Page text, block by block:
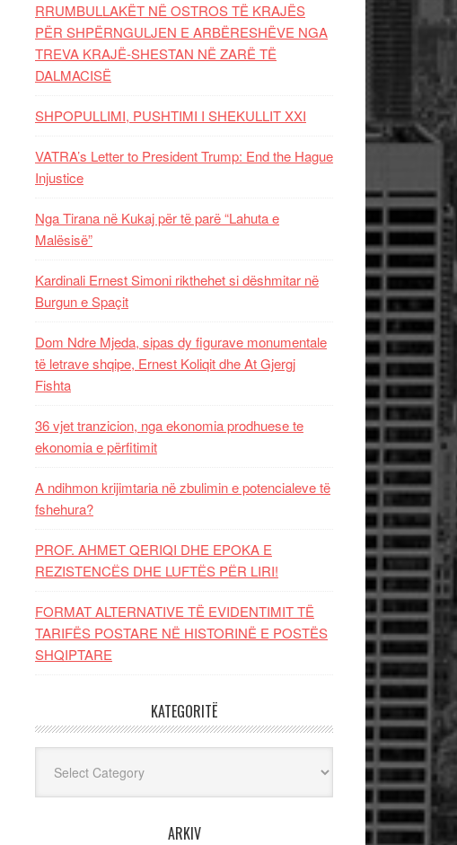
RRUMBULLAKËT NË OSTROS TË KRAJËS
PËR SHPËRNGULJEN E ARBËRESHËVE NGA
TREVA KRAJË-SHESTAN NË ZARË TË
DALMACISË
SHPOPULLIMI, PUSHTIMI I SHEKULLIT XXI
VATRA’s Letter to President Trump: End the Hague
Injustice
Nga Tirana në Kukaj për të parë “Lahuta e
Malësisë”
Kardinali Ernest Simoni rikthehet si dëshmitar në
Burgun e Spaçit
Dom Ndre Mjeda, sipas dy figurave monumentale
të letrave shqipe, Ernest Koliqit dhe At Gjergj
Fishta
36 vjet tranzicion, nga ekonomia prodhuese te
ekonomia e përfitimit
A ndihmon krijimtaria në zbulimin e potencialeve të
fshehura?
PROF. AHMET QERIQI DHE EPOKA E
REZISTENCЁS DHE LUFTЁS PЁR LIRI!
FORMAT ALTERNATIVE TË EVIDENTIMIT TË
TARIFËS POSTARE NË HISTORINË E POSTËS
SHQIPTARE
KATEGORITË
ARKIV